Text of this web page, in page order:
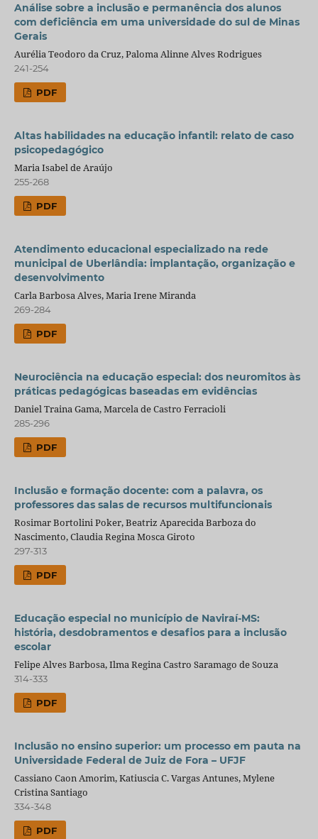
Análise sobre a inclusão e permanência dos alunos
com deficiência em uma universidade do sul de Minas
Gerais
Aurélia Teodoro da Cruz, Paloma Alinne Alves Rodrigues
241-254
PDF
Altas habilidades na educação infantil: relato de caso
psicopedagógico
Maria Isabel de Araújo
255-268
PDF
Atendimento educacional especializado na rede
municipal de Uberlândia: implantação, organização e
desenvolvimento
Carla Barbosa Alves, Maria Irene Miranda
269-284
PDF
Neurociência na educação especial: dos neuromitos às
práticas pedagógicas baseadas em evidências
Daniel Traina Gama, Marcela de Castro Ferracioli
285-296
PDF
Inclusão e formação docente: com a palavra, os
professores das salas de recursos multifuncionais
Rosimar Bortolini Poker, Beatriz Aparecida Barboza do
Nascimento, Claudia Regina Mosca Giroto
297-313
PDF
Educação especial no município de Naviraí-MS:
história, desdobramentos e desafios para a inclusão
escolar
Felipe Alves Barbosa, Ilma Regina Castro Saramago de Souza
314-333
PDF
Inclusão no ensino superior: um processo em pauta na
Universidade Federal de Juiz de Fora – UFJF
Cassiano Caon Amorim, Katiuscia C. Vargas Antunes, Mylene
Cristina Santiago
334-348
PDF